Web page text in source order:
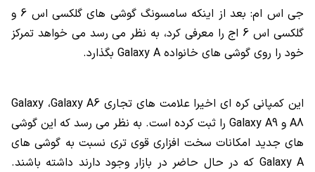
جی اس ام: بعد از اینکه سامسونگ گوشی های گلکسی اس 6 و
گلکسی اس 6 اج را معرفی کرد، به نظر می رسد می خواهد تمرکز
خود را روی گوشی های خانواده Galaxy A بگذارد.
این کمپانی کره ای اخیرا علامت های تجاری Galaxy A6، Galaxy
A8 و Galaxy A9 را ثبت کرده است. به نظر می رسد که این گوشی
های جدید امکانات سخت افزاری قوی تری نسبت به گوشی های
Galaxy A که در حال حاضر در بازار وجود دارند داشته باشند.